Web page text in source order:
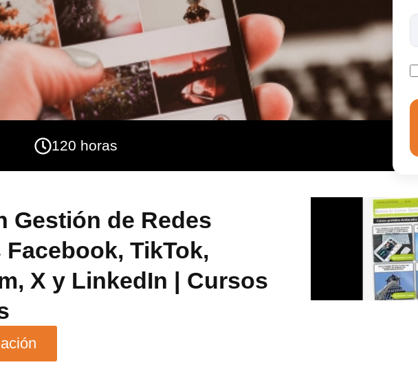
Desde INESEM Business School te ofrecemos una completa formación
práctica y con el contenido actualizado.
120 horas
Gestión de Redes
TikTok,
X y LinkedIn | Cursos